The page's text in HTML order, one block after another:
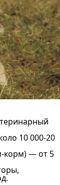
10 000-20
корм) — от 5